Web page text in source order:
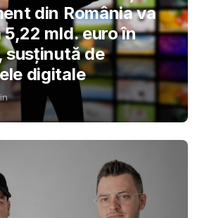
din România va
mld. euro în
susținută de
digitale